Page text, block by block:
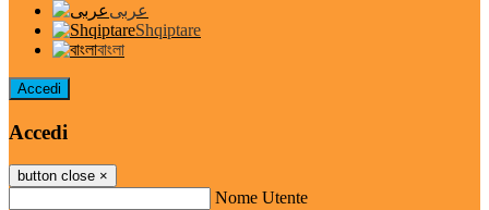
عربى
Shqiptare
বাংলা
Accedi
Accedi
button close ×
Nome Utente